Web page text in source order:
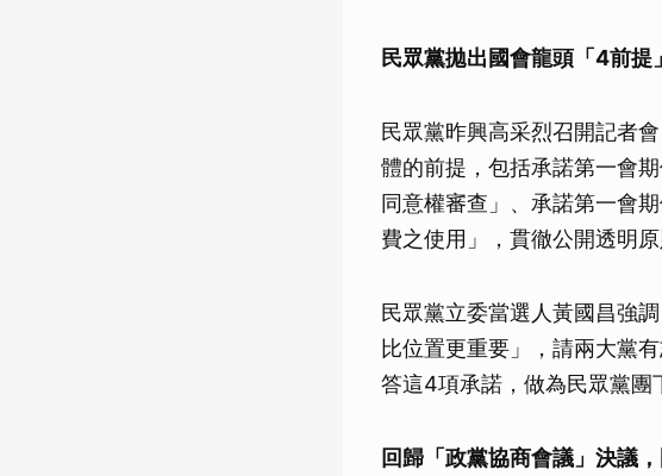
民眾黨拋出國會龍頭「4前提」
民眾黨昨興高采烈召開記者
體的前提，包括承諾第一會
同意權審查」、承諾第一會
費之使用」，貫徹公開透明原
民眾黨立委當選人黃國昌強
比位置更重要」，請兩大黨
答這4項承諾，做為民眾黨團
回歸「政黨協商會議」決議